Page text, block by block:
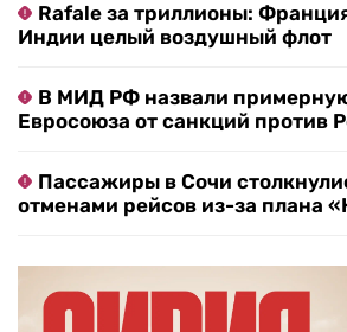
Rafale за триллионы:
Индии целый воздушный флот
В МИД РФ назвали
Евросоюза от санкций против
Пассажиры в Сочи
отменами рейсов из-за плана